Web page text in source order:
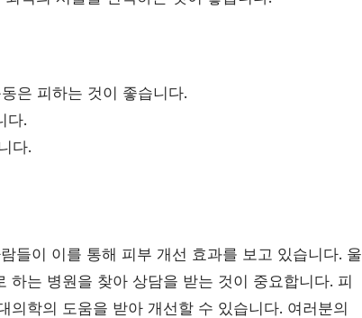
은 피하는 것이 좋습니다.
다.
다.
들이 이를 통해 피부 개선 효과를 보고 있습니다. 울
하는 병원을 찾아 상담을 받는 것이 중요합니다. 피
학의 도움을 받아 개선할 수 있습니다. 여러분의